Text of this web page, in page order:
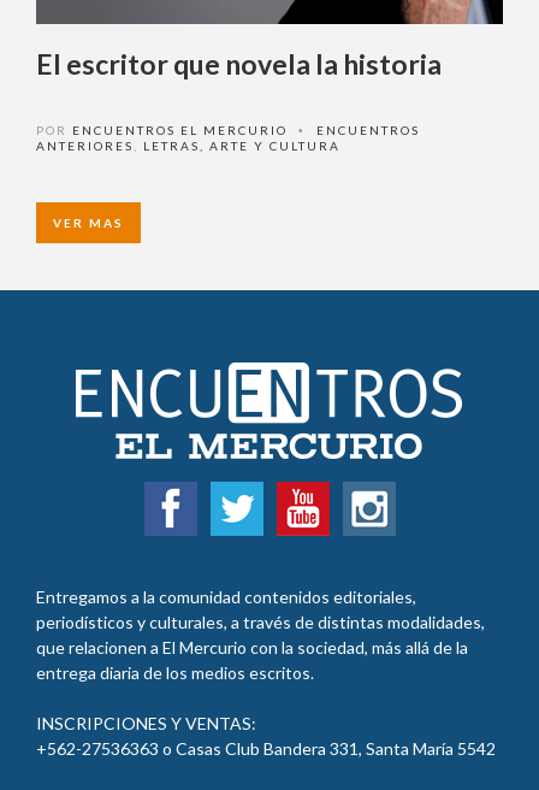
El escritor que novela la historia
POR ENCUENTROS EL MERCURIO •
ENCUENTROS
ANTERIORES
LETRAS, ARTE Y CULTURA
VER MAS
Entregamos a la comunidad contenidos editoriales,
periodísticos y culturales, a través de distintas modalidades,
que relacionen a El Mercurio con la sociedad, más allá de la
entrega diaria de los medios escritos.
INSCRIPCIONES Y VENTAS:
+562-27536363 o Casas Club Bandera 331, Santa María 5542